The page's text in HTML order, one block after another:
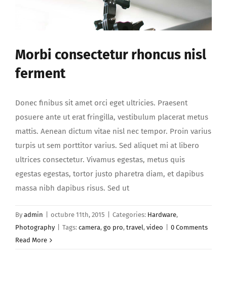
Morbi consectetur rhoncus nisl
ferment
Donec finibus sit amet orci eget ultricies. Praesent
posuere ante ut erat fringilla, vestibulum placerat metus
mattis. Aenean dictum vitae nisl nec tempor. Proin varius
turpis ut sem porttitor varius. Sed aliquet mi at libero
ultrices consectetur. Vivamus egestas, metus quis
egestas egestas, tortor justo pharetra diam, et dapibus
massa nibh dapibus risus. Sed ut
By admin octubre 11th, 2015 Categories: Hardware,
Photography
Tags: camera, go pro, travel, video
0 Comments
Read More